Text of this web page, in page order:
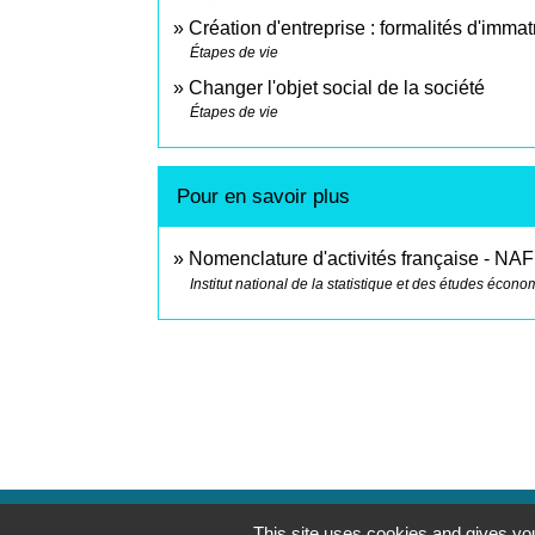
Création d'entreprise : formalités
Étapes de vie
Changer l'objet social de la société
Étapes de vie
Pour en savoir plus
Nomenclature d'activités française - NAF
Institut national de la statistique et des études